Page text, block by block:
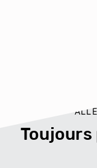
Toujours